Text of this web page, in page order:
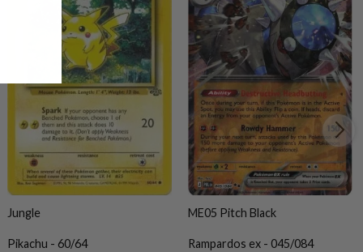
Jungle
Pikachu - 60/64
ME05 Pitch Black
Rampardos ex - 045/084